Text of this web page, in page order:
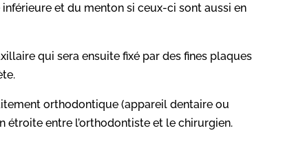
et du menton si ceux-ci sont aussi en
qui sera ensuite fixé par des fines plaques
orthodontique (appareil dentaire ou
étroite entre l’orthodontiste et le chirurgien.